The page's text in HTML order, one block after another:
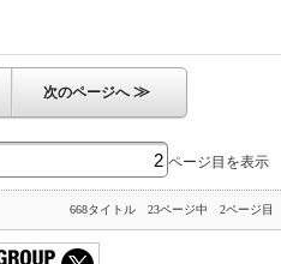
次のページへ≫
ページ目を表示
668タイトル 23ページ中 2ページ目